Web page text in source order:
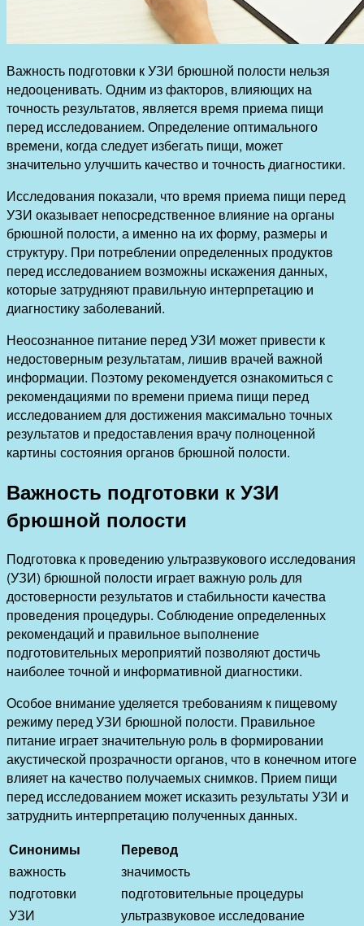
Важность подготовки к УЗИ брюшной полости нельзя
недооценивать. Одним из факторов, влияющих на
точность результатов, является время приема пищи
перед исследованием. Определение оптимального
времени, когда следует избегать пищи, может
значительно улучшить качество и точность диагностики.
Исследования показали, что время приема пищи перед
УЗИ оказывает непосредственное влияние на органы
брюшной полости, а именно на их форму, размеры и
структуру. При потреблении определенных продуктов
перед исследованием возможны искажения данных,
которые затрудняют правильную интерпретацию и
диагностику заболеваний.
Неосознанное питание перед УЗИ может привести к
недостоверным результатам, лишив врачей важной
информации. Поэтому рекомендуется ознакомиться с
рекомендациями по времени приема пищи перед
исследованием для достижения максимально точных
результатов и предоставления врачу полноценной
картины состояния органов брюшной полости.
Важность подготовки к УЗИ
брюшной полости
Подготовка к проведению ультразвукового исследования
(УЗИ) брюшной полости играет важную роль для
достоверности результатов и стабильности качества
проведения процедуры. Соблюдение определенных
рекомендаций и правильное выполнение
подготовительных мероприятий позволяют достичь
наиболее точной и информативной диагностики.
Особое внимание уделяется требованиям к пищевому
режиму перед УЗИ брюшной полости. Правильное
питание играет значительную роль в формировании
акустической прозрачности органов, что в конечном итоге
влияет на качество получаемых снимков. Прием пищи
перед исследованием может исказить результаты УЗИ и
затруднить интерпретацию полученных данных.
Синонимы
Перевод
важность
значимость
подготовки
подготовительные процедуры
УЗИ
ультразвуковое исследование